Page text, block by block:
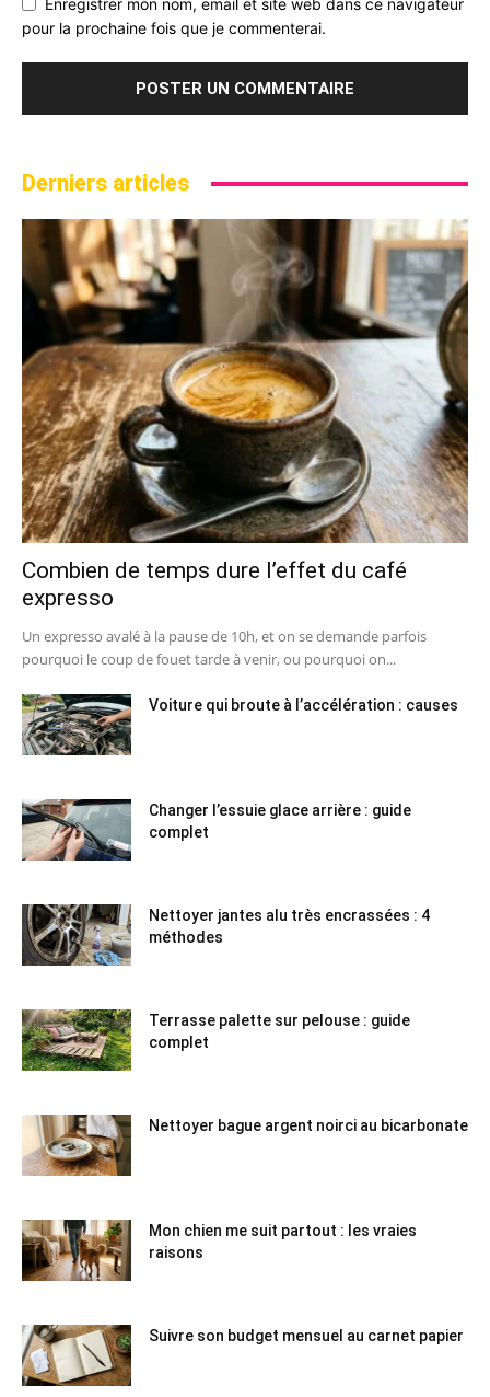
pour la prochaine fois que je commenterai.
Derniers articles
Combien de temps dure l’effet du café
expresso
Un expresso avalé à la pause de 10h, et on se demande parfois
pourquoi le coup de fouet tarde à venir, ou pourquoi on...
Voiture qui broute à l’accélération : causes
Changer l’essuie glace arrière : guide
complet
Nettoyer jantes alu très encrassées : 4
méthodes
Terrasse palette sur pelouse : guide
complet
Nettoyer bague argent noirci au bicarbonate
Mon chien me suit partout : les vraies
raisons
Suivre son budget mensuel au carnet papier